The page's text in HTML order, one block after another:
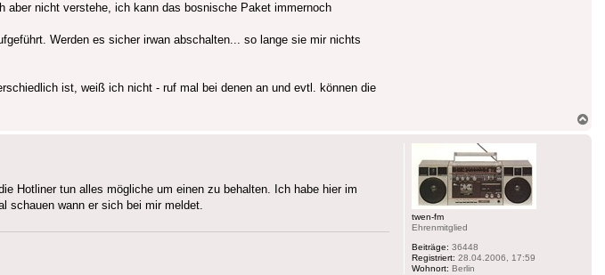
nicht verstehe, ich kann das bosnische Paket immernoch
Werden es sicher irwan abschalten... so lange sie mir nichts
ist, weiß ich nicht - ruf mal bei denen an und evtl. können die
twen-fm
Ehrenmitglied
Beiträge: 36448
Registriert: 28.04.2006, 17:59
Wohnort: Berlin
Hotliner tun alles mögliche um einen zu behalten. Ich habe hier im
schauen wann er sich bei mir meldet.